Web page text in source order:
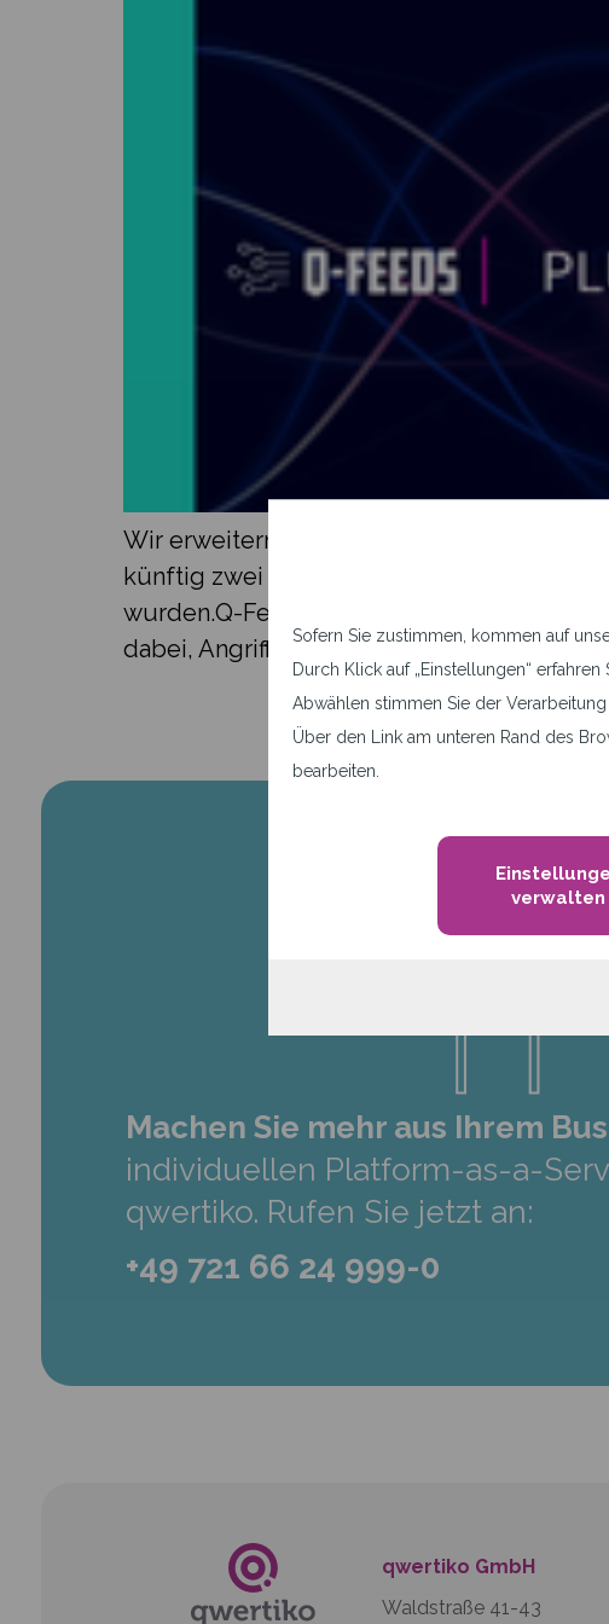
Sofern Sie zustimmen, kommen auf
Durch Klick auf „Einstellungen“
Abwählen stimmen Sie der
Über den Link am unteren Rand des
bearbeiten.
verwalten
Wir erweitern unser Portfolio: Ab sofort ist
künftig zwei leistungsstarke Threat-
wurden.Q-Feeds liefert aktuelle
dabei, Angriffe frühzeitig zu erkennen
Machen Sie mehr aus Ihrem
individuellen Platform-as-a-
qwertiko. Rufen Sie jetzt an:
+49 721 66 24 999-0
qwertiko GmbH
Waldstraße 41-43